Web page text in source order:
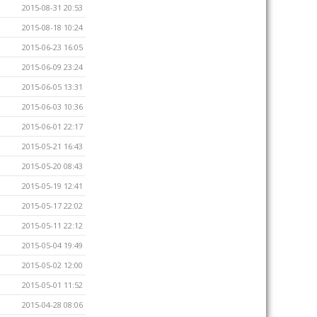
2015-08-31 20:53
2015-08-18 10:24
2015-06-23 16:05
2015-06-09 23:24
2015-06-05 13:31
2015-06-03 10:36
2015-06-01 22:17
2015-05-21 16:43
2015-05-20 08:43
2015-05-19 12:41
2015-05-17 22:02
2015-05-11 22:12
2015-05-04 19:49
2015-05-02 12:00
2015-05-01 11:52
2015-04-28 08:06